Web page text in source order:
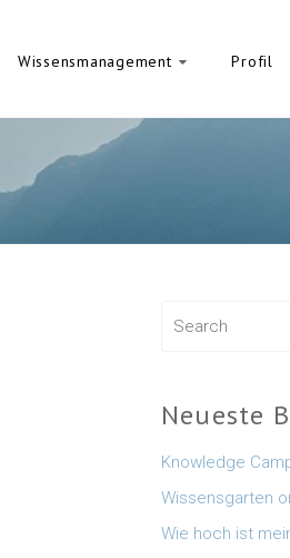
Wissensmanagement Profil
Neueste
Knowledge
Wissensgarten
Wie hoch ist